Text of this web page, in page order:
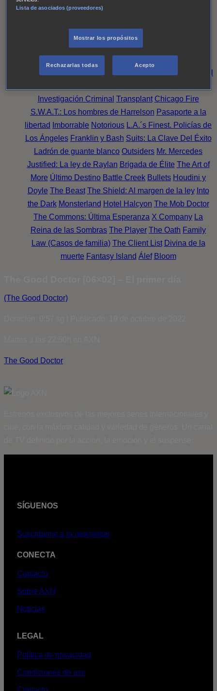
defender a un asesino
Reckoning: Ajuste de Cuentas
Wild Bill Mentes Criminales
Investigación Criminal Transplant Chicago Fire
S.W.A.T.: Los hombres de Harrelson Pasaporte a la
libertad
Imborrable Notorious L.A.´s Finest. Policías de
Los Ángeles Franklin y Bash Suits: La Clave Del Éxito
Ladrón de guante blanco Outsiders Mr. Mercedes
Justified: La ley de Raylan Brigada de Élite The Art of
More Último Destino Battle Creek Bullets Houdini y
Doyle The Beast The Shield: Al margen de la ley Into
the Dark Monsterland Hotel Halcyon The Mob Doctor
The Commons: Última Esperanza X Company La
Reina de las Sombras The Player The Oath Family
Law (Casos de familia) The Client List Divina de la
muerte Fantasy Island Álef Bloom
(The Good Doctor)
The Good Doctor
SÍGUENOS
Suscribirme a la newsletter
CONECTA
Contacto
Sobre AXN
Noticias
LEGAL
Política de privacidad
Condiciones de uso
Lista de asociados (proveedores)
Mostrar los propósitos
Rechazarlas todas Acepto